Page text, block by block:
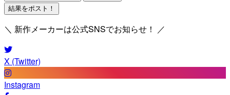
結果をポスト！
＼ 新作メーカーは公式SNSでお知らせ！ ／
X (Twitter)
Instagram